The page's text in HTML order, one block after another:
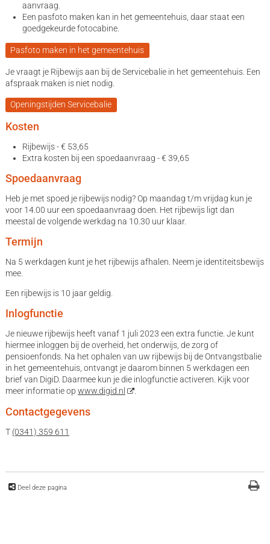
aanvraag.
Een pasfoto maken kan in het gemeentehuis, daar staat een
goedgekeurde fotocabine.
Pasfoto maken in het gemeentehuis
Je vraagt je Rijbewijs aan bij de Servicebalie in het gemeentehuis. Een
afspraak maken is niet nodig.
Openingstijden Servicebalie
Kosten
Rijbewijs - € 53,65
Extra kosten bij een spoedaanvraag - € 39,65
Spoedaanvraag
Heb je met spoed je rijbewijs nodig? Op maandag t/m vrijdag kun je
voor 14.00 uur een spoedaanvraag doen. Het rijbewijs ligt dan
meestal de volgende werkdag na 10.30 uur klaar.
Termijn
Na 5 werkdagen kunt je het rijbewijs afhalen. Neem je identiteitsbewijs
mee.
Een rijbewijs is 10 jaar geldig.
Inlogfunctie
Je nieuwe rijbewijs heeft vanaf 1 juli 2023 een extra functie. Je kunt
hiermee inloggen bij de overheid, het onderwijs, de zorg of
pensioenfonds. Na het ophalen van uw rijbewijs bij de Ontvangstbalie
in het gemeentehuis, ontvangt je daarom binnen 5 werkdagen een
brief van DigiD. Daarmee kun je die inlogfunctie activeren. Kijk voor
meer informatie op www.digid.nl .
Contactgegevens
T (0341) 359 611
Deel deze pagina